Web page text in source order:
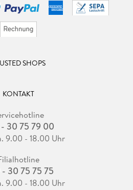
SHOPS
KONTAKT
30 75 79 00
9.00 - 18.00 Uhr
30 75 75 75
9.00 - 18.00 Uhr